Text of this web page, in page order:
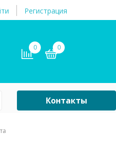
Регистрация
0 0
Контакты